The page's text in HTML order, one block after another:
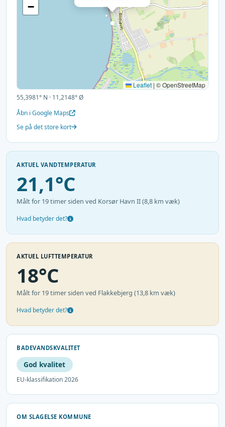
−
Leaflet | © OpenStreetMap
55,3981° N · 11,2148° Ø
Åbn i Google Maps
Se på det store kort
AKTUEL VANDTEMPERATUR
21,1°C
Målt for 19 timer siden ved Korsør Havn II (8,8 km væk)
Hvad betyder det?
AKTUEL LUFTTEMPERATUR
18°C
Målt for 19 timer siden ved Flakkebjerg (13,8 km væk)
Hvad betyder det?
BADEVANDSKVALITET
God kvalitet
EU-klassifikation 2026
OM SLAGELSE KOMMUNE